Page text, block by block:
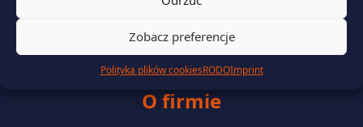
Zobacz preferencje
Polityka plików cookiesRODOImprint
Zielona energia i efektywność energetyczna
O firmie